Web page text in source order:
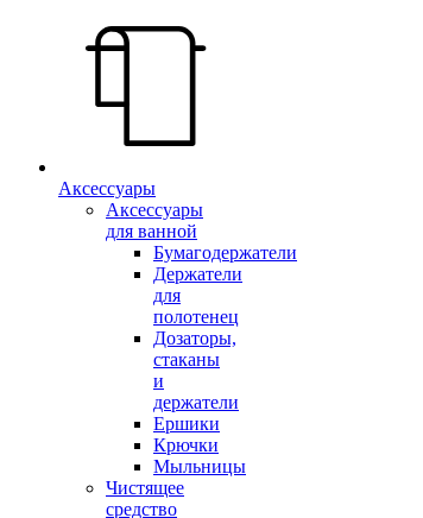
Аксессуары
Аксессуары
для ванной
Бумагодержатели
Держатели
для
полотенец
Дозаторы,
стаканы
и
держатели
Ершики
Крючки
Мыльницы
Чистящее
средство